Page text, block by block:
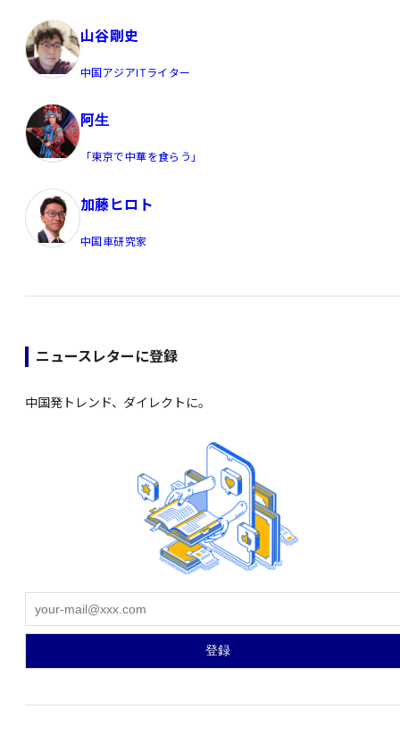
山谷剛史
中国アジアITライター
阿生
「東京で中華を食らう」
加藤ヒロト
中国車研究家
ニュースレターに登録
中国発トレンド、ダイレクトに。